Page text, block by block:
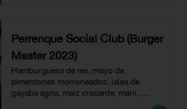
Perrenque Social Club (Burger
Master 2023)
Hamburguesa de res, mayo de
pimentones morroneados, jalea de
gayaba agria, maiz crocante, mani,